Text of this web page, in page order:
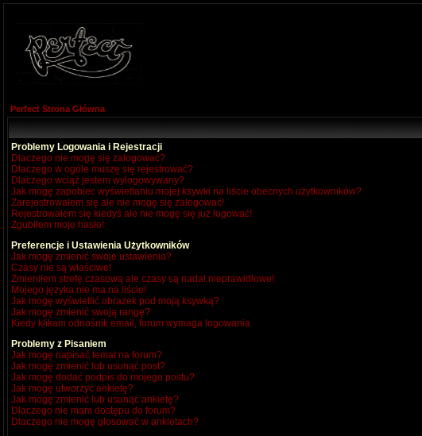
Perfect Strona Główna
Problemy Logowania i Rejestracji
Dlaczego nie mogę się zalogować?
Dlaczego w ogóle muszę się rejestrować?
Dlaczego wciąż jestem wylogowywany?
Jak mogę zapobiec wyświetlaniu mojej ksywki na liście obecnych użytkowników?
Zarejestrowałem się ale nie mogę się zalogować!
Rejestrowałem się kiedyś ale nie mogę się już logować!
Zgubiłem moje hasło!
Preferencje i Ustawienia Użytkowników
Jak mogę zmienić swoje ustawienia?
Czasy nie są właściwe!
Zmieniłem strefę czasową ale czasy są nadal nieprawidłowe!
Mojego języka nie ma na liście!
Jak mogę wyświetlić obrazek pod moją ksywką?
Jak mogę zmienić swoją rangę?
Kiedy klikam odnośnik email, forum wymaga logowania
Problemy z Pisaniem
Jak mogę napisać temat na forum?
Jak mogę zmienić lub usunąć post?
Jak mogę dodać podpis do mojego postu?
Jak mogę utworzyć ankietę?
Jak mogę zmienić lub usunąć ankietę?
Dlaczego nie mam dostępu do forum?
Dlaczego nie mogę głosować w ankietach?